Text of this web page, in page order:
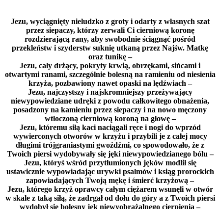
Jezu, wyciągnięty nieludzko z groty i odarty z własnych szat
przez siepaczy, którzy zerwali Ci cierniową koronę
rozdzierającą rany, aby swobodnie ściągnąć pośród
przekleństw i szyderstw suknię utkaną przez Najśw. Matkę
oraz tunikę –
Jezu, cały drżący, pokryty krwią, obrzękami, sińcami i
otwartymi ranami, szczególnie bolesną na ramieniu od niesienia
krzyża, pozbawiony nawet opaski na lędźwiach –
Jezu, najczystszy i najskromniejszy przeżywający
niewypowiedziane udręki z powodu całkowitego obnażenia,
posadzony na kamieniu przez siepaczy i na nowo męczony
wtłoczoną cierniową koroną na głowę –
Jezu, któremu siłą kaci naciągali ręce i nogi do wprzód
wywierconych otworów w krzyżu i przybili je z całej mocy
długimi trójgraniastymi gwoźdźmi, co spowodowało, że z
Twoich piersi wydobywały się jęki niewypowiedzianego bólu –
Jezu, któryś wśród przytłumionych jęków modlił się
ustawicznie wypowiadając urywki psalmów i ksiąg prorockich
zapowiadających Twoją mękę i śmierć krzyżową –
Jezu, którego krzyż oprawcy całym ciężarem wsunęli w otwór
w skale z taką siłą, że zadrgał od dołu do góry a z Twoich piersi
wydobył się bolesny jęk niewyobrażalnego cierpienia –